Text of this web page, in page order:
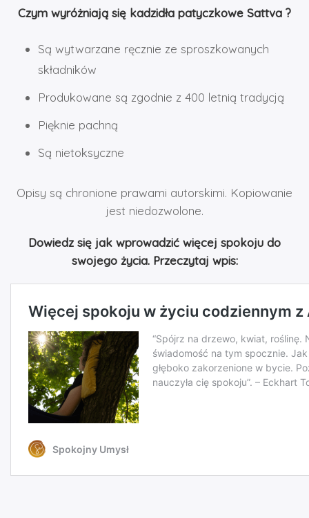
Czym wyróżniają się kadzidła patyczkowe Sattva ?
Są wytwarzane ręcznie ze sproszkowanych
składników
Produkowane są zgodnie z 400 letnią tradycją
Pięknie pachną
Są nietoksyczne
Opisy są chronione prawami autorskimi. Kopiowanie
jest niedozwolone.
Dowiedz się jak wprowadzić więcej spokoju do
swojego życia. Przeczytaj wpis: